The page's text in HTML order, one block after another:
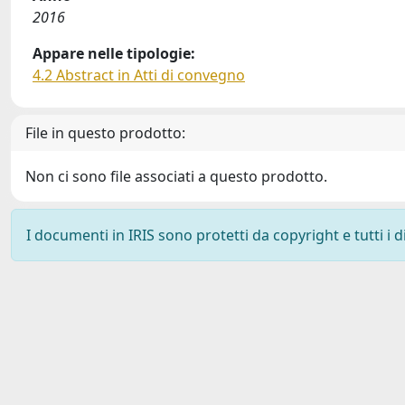
2016
Appare nelle tipologie:
4.2 Abstract in Atti di convegno
File in questo prodotto:
Non ci sono file associati a questo prodotto.
I documenti in IRIS sono protetti da copyright e tutti i